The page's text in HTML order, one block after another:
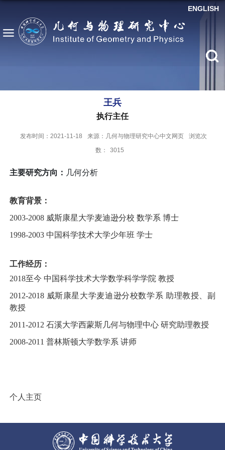
ENGLISH
王兵
执行主任
发布时间：2021-11-18 来源：几何与物理研究中心中文网页
浏览次
数：
3015
主要研究方向： 几何分析
教育背景：
2003-2008 威斯康星大学麦迪逊分校 数学系 博士
1998-2003 中国科学技术大学少年班 学士
工作经历：
2018至今 中国科学技术大学数学科学学院 教授
2012-2018 威斯康星大学麦迪逊分校数学系 助理教授、副
教授
2011-2012 石溪大学西蒙斯几何与物理中心 研究助理教授
2008-2011 普林斯顿大学数学系 讲师
个人主页